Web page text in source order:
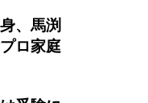
、馬渕
ロ家庭